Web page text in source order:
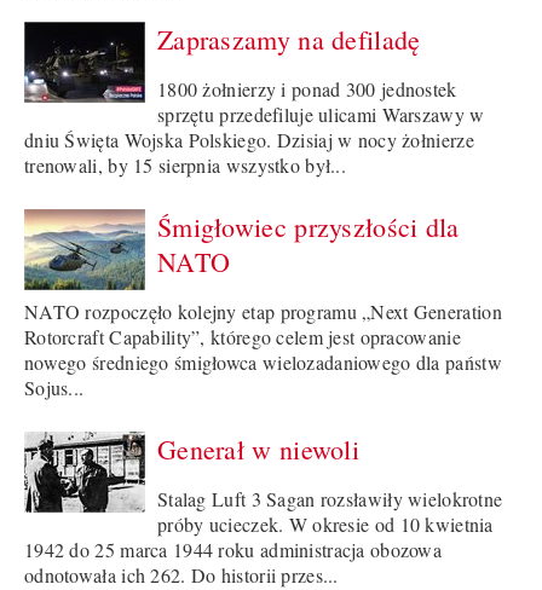
Zapraszamy na defiladę
1800 żołnierzy i ponad 300 jednostek
sprzętu przedefiluje ulicami Warszawy w
dniu Święta Wojska Polskiego. Dzisiaj w nocy żołnierze
trenowali, by 15 sierpnia wszystko był...
Śmigłowiec przyszłości dla
NATO
NATO rozpoczęło kolejny etap programu „Next Generation
Rotorcraft Capability”, którego celem jest opracowanie
nowego średniego śmigłowca wielozadaniowego dla państw
Sojus...
Generał w niewoli
Stalag Luft 3 Sagan rozsławiły wielokrotne
próby ucieczek. W okresie od 10 kwietnia
1942 do 25 marca 1944 roku administracja obozowa
odnotowała ich 262. Do historii przes...